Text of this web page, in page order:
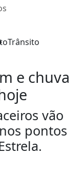
Trânsito
e chuva
vão
pontos